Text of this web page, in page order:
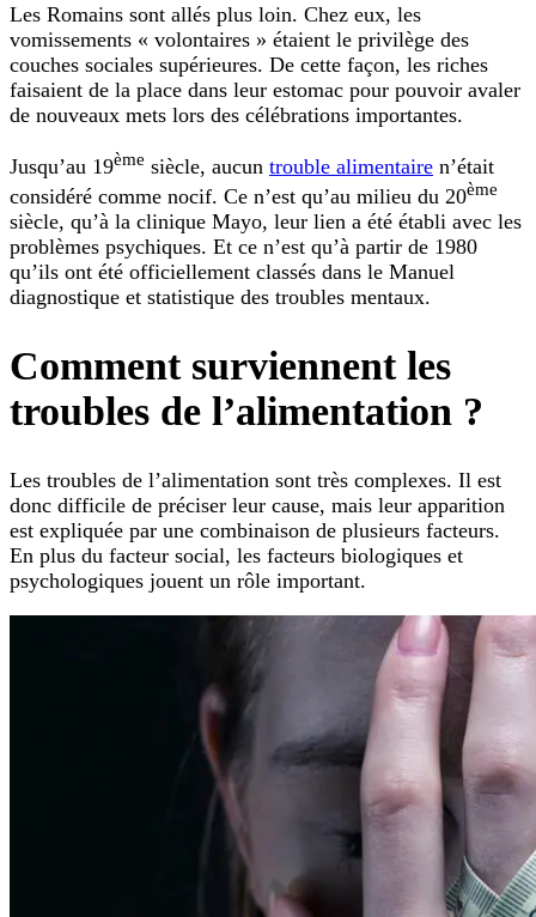
Les Romains sont allés plus loin. Chez eux, les
vomissements « volontaires » étaient le privilège des
couches sociales supérieures. De cette façon, les riches
faisaient de la place dans leur estomac pour pouvoir avaler
de nouveaux mets lors des célébrations importantes.
Jusqu’au 19ème siècle, aucun trouble alimentaire n’était
considéré comme nocif. Ce n’est qu’au milieu du 20ème
siècle, qu’à la clinique Mayo, leur lien a été établi avec les
problèmes psychiques. Et ce n’est qu’à partir de 1980
qu’ils ont été officiellement classés dans le Manuel
diagnostique et statistique des troubles mentaux.
Comment surviennent les
troubles de l’alimentation ?
Les troubles de l’alimentation sont très complexes. Il est
donc difficile de préciser leur cause, mais leur apparition
est expliquée par une combinaison de plusieurs facteurs.
En plus du facteur social, les facteurs biologiques et
psychologiques jouent un rôle important.